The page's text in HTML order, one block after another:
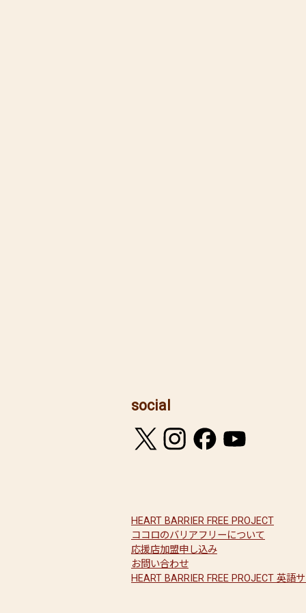
social
HEART BARRIER FREE PROJECT
ココロのバリアフリーについて
応援店加盟申し込み
お問い合わせ
HEART BARRIER FREE PROJECT 英語